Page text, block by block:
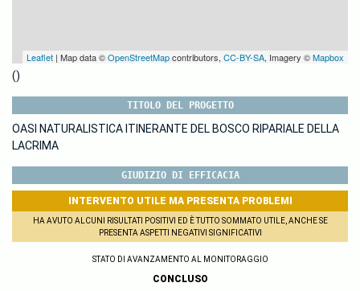
Leaflet | Map data ©OpenStreetMapcontributors, CC-BY-SA, Imagery ©Mapbox
()
TITOLO DEL PROGETTO
OASI NATURALISTICA ITINERANTE DEL BOSCO RIPARIALE DELLA
LACRIMA
GIUDIZIO DI EFFICACIA
INTERVENTO UTILE MA PRESENTA PROBLEMI
HA AVUTO ALCUNI RISULTATI POSITIVI ED È TUTTO SOMMATO UTILE, ANCHE SE
PRESENTA ASPETTI NEGATIVI SIGNIFICATIVI
STATO DI AVANZAMENTO AL MONITORAGGIO
CONCLUSO